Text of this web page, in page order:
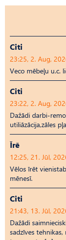
Citi
23:25, 2. Aug,
Veco mēbeļu u.c.
Citi
23:22, 2. Aug,
Dažādi darbi-
utiliāzācija,zāles
Īrē
12:25, 21. Jūl,
Vēlos īrēt
mēnesī.
Citi
21:43, 13. Jūl,
Dažādi
sadzīves